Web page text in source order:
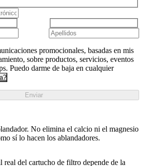
promocionales, basadas en mis
sobre productos, servicios, eventos
Puedo darme de baja en cualquier
Enviar
No elimina el calcio ni el magnesio
sí lo hacen los ablandadores.
real del cartucho de filtro depende de la